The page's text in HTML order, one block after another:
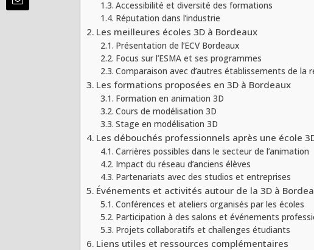
Accessibilité et diversité des formations
Réputation dans l’industrie
Les meilleures écoles 3D à Bordeaux
Présentation de l’ECV Bordeaux
Focus sur l’ESMA et ses programmes
Comparaison avec d’autres établissements de la
Les formations proposées en 3D à Bordeaux
Formation en animation 3D
Cours de modélisation 3D
Stage en modélisation 3D
Les débouchés professionnels après une école
Carrières possibles dans le secteur de l’animation
Impact du réseau d’anciens élèves
Partenariats avec des studios et entreprises
Événements et activités autour de la 3D à
Conférences et ateliers organisés par les écoles
Participation à des salons et événements
Projets collaboratifs et challenges étudiants
Liens utiles et ressources complémentaires